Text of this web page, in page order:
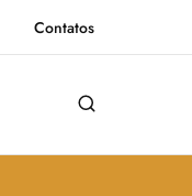
Contatos